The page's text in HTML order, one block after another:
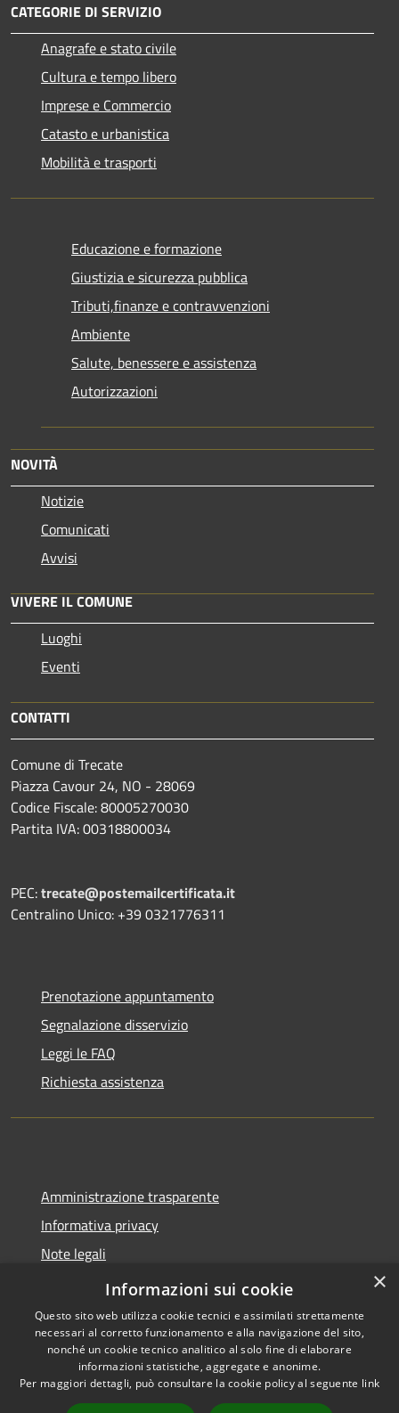
CATEGORIE DI SERVIZIO
Anagrafe e stato civile
Cultura e tempo libero
Imprese e Commercio
Catasto e urbanistica
Mobilità e trasporti
Educazione e formazione
Giustizia e sicurezza pubblica
Tributi,finanze e contravvenzioni
Ambiente
Salute, benessere e assistenza
Autorizzazioni
NOVITÀ
Notizie
Comunicati
Avvisi
VIVERE IL COMUNE
Luoghi
Eventi
CONTATTI
Comune di Trecate
Piazza Cavour 24, NO - 28069
Codice Fiscale: 80005270030
Partita IVA: 00318800034
PEC:trecate@postemailcertificata.it
Centralino Unico: +39 0321776311
Prenotazione appuntamento
Segnalazione disservizio
Leggi le FAQ
Richiesta assistenza
Amministrazione trasparente
Informativa privacy
Note legali
Dichiarazione di accessibilità
Accessibilità
Copyright © 2026 • Comune di
Trecate • Powered by
×
Informazioni sui cookie
Questo sito web utilizza cookie tecnici e assimilati strettamente
necessari al corretto funzionamento e alla navigazione del sito,
nonché un cookie tecnico analitico al solo fine di elaborare
informazioni statistiche, aggregate e anonime.
Per maggiori dettagli, può consultare la cookie policy al seguente link